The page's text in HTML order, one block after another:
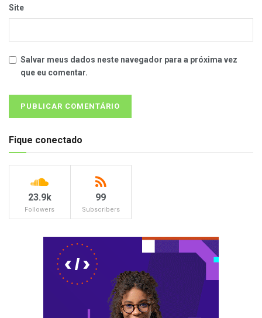
Site
Salvar meus dados neste navegador para a próxima vez
que eu comentar.
Fique conectado
23.9k
Followers
99
Subscribers